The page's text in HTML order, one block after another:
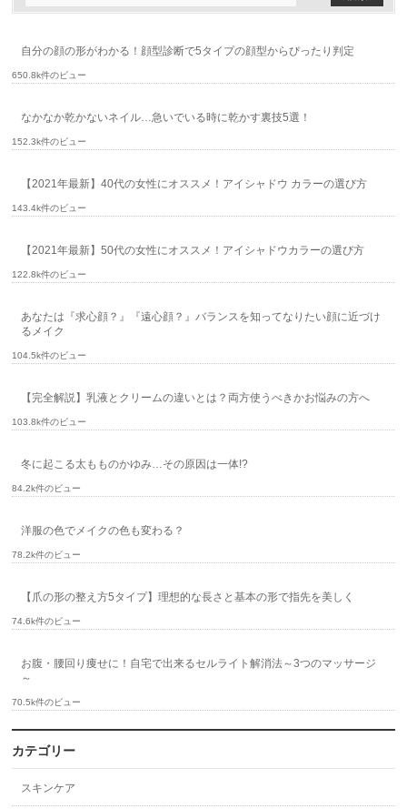
自分の顔の形がわかる！顔型診断で5タイプの顔型からぴったり判定
650.8k件のビュー
なかなか乾かないネイル…急いでいる時に乾かす裏技5選！
152.3k件のビュー
【2021年最新】40代の女性にオススメ！アイシャドウ カラーの選び方
143.4k件のビュー
【2021年最新】50代の女性にオススメ！アイシャドウカラーの選び方
122.8k件のビュー
あなたは『求心顔？』『遠心顔？』バランスを知ってなりたい顔に近づけ
るメイク
104.5k件のビュー
【完全解説】乳液とクリームの違いとは？両方使うべきかお悩みの方へ
103.8k件のビュー
冬に起こる太もものかゆみ…その原因は一体!?
84.2k件のビュー
洋服の色でメイクの色も変わる？
78.2k件のビュー
【爪の形の整え方5タイプ】理想的な長さと基本の形で指先を美しく
74.6k件のビュー
お腹・腰回り痩せに！自宅で出来るセルライト解消法～3つのマッサージ
～
70.5k件のビュー
カテゴリー
スキンケア